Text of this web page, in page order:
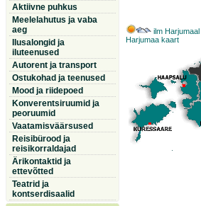
Aktiivne puhkus
Meelelahutus ja vaba
aeg
Ilusalongid ja
iluteenused
Autorent ja transport
Ostukohad ja teenused
Mood ja riidepoed
Konverentsiruumid ja
peoruumid
Vaatamisväärsused
Reisibürood ja
reisikorraldajad
Ärikontaktid ja
ettevõtted
Teatrid ja
kontserdisaalid
ilm Harjumaal
Harjumaa kaart